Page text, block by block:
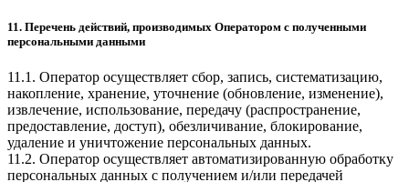
11. Перечень действий, производимых Оператором с полученными
персональными данными
11.1. Оператор осуществляет сбор, запись, систематизацию,
накопление, хранение, уточнение (обновление, изменение),
извлечение, использование, передачу (распространение,
предоставление, доступ), обезличивание, блокирование,
удаление и уничтожение персональных данных.
11.2. Оператор осуществляет автоматизированную обработку
персональных данных с получением и/или передачей